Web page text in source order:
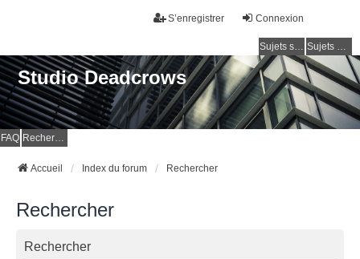
Connexion
S’enregistrer
Sujets sans réponse Sujets actifs
Studio Deadcrows
FAQ Rechercher
Accueil Index du forum Rechercher
Rechercher
Rechercher